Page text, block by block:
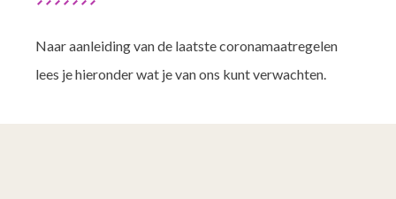
Naar aanleiding van de laatste coronamaatregelen
lees je hieronder wat je van ons kunt verwachten.